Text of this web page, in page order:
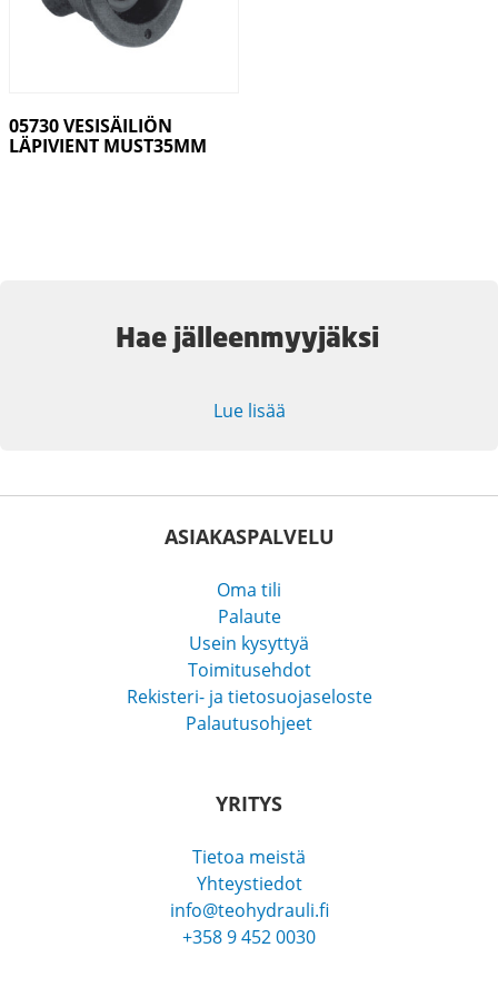
05730 VESISÄILIÖN
LÄPIVIENT MUST35MM
Hae jälleenmyyjäksi
Lue lisää
ASIAKASPALVELU
Oma tili
Palaute
Usein kysyttyä
Toimitusehdot
Rekisteri- ja tietosuojaseloste
Palautusohjeet
YRITYS
Tietoa meistä
Yhteystiedot
info@teohydrauli.fi
+358 9 452 0030